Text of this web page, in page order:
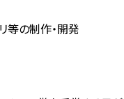
等の制作・開発